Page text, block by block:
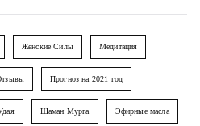
Женские Силы Медитация
Прогноз на 2021 год
Шаман Мурга Эфирные масла